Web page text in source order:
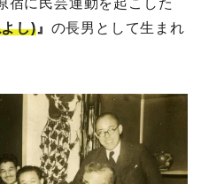
宿に民芸運動を起こした
し)』 の長男として生まれ